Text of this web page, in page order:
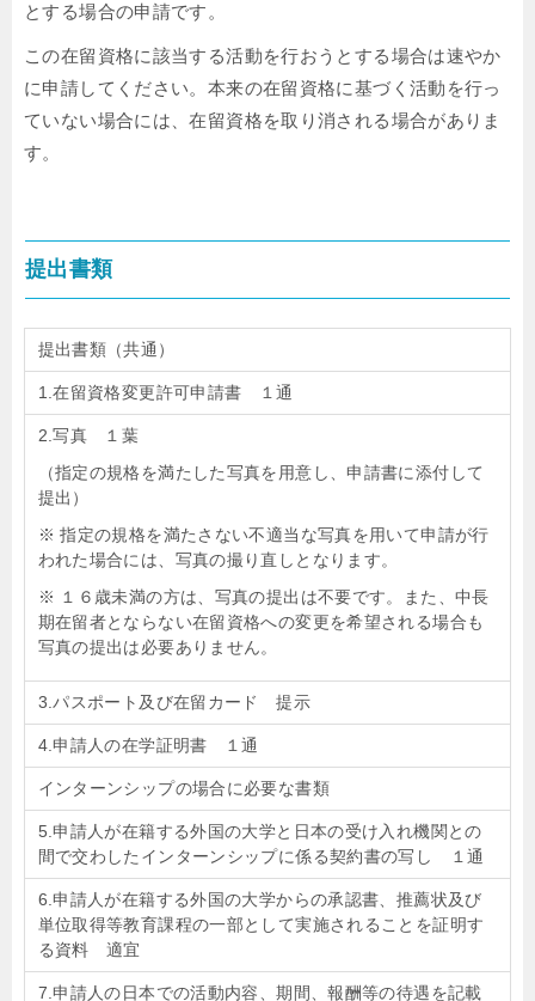
とする場合の申請です。
この在留資格に該当する活動を行おうとする場合は速やか
に申請してください。本来の在留資格に基づく活動を行っ
ていない場合には、在留資格を取り消される場合がありま
す。
提出書類
提出書類（共通）
1.在留資格変更許可申請書 １通
2.写真 １葉
（指定の規格を満たした写真を用意し、申請書に添付して
提出）
※ 指定の規格を満たさない不適当な写真を用いて申請が行
われた場合には、写真の撮り直しとなります。
※ １６歳未満の方は、写真の提出は不要です。また、中長
期在留者とならない在留資格への変更を希望される場合も
写真の提出は必要ありません。
3.パスポート及び在留カード 提示
4.申請人の在学証明書 １通
インターンシップの場合に必要な書類
5.申請人が在籍する外国の大学と日本の受け入れ機関との
間で交わしたインターンシップに係る契約書の写し １通
6.申請人が在籍する外国の大学からの承認書、推薦状及び
単位取得等教育課程の一部として実施されることを証明す
る資料 適宜
7.申請人の日本での活動内容、期間、報酬等の待遇を記載